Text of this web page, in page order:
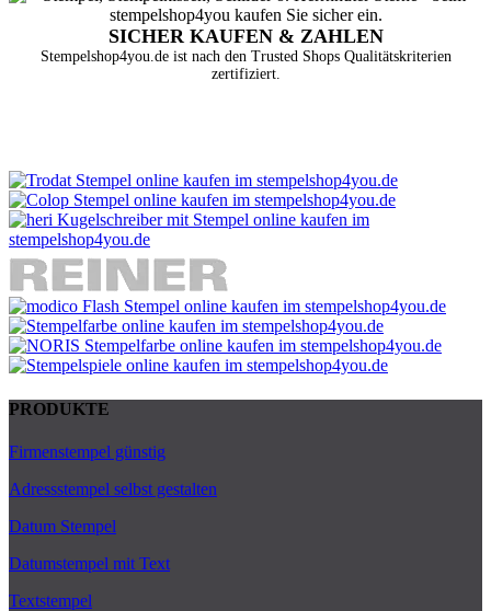
SICHER KAUFEN & ZAHLEN
Stempelshop4you.de ist nach den Trusted Shops Qualitätskriterien
zertifiziert.
PRODUKTE
Firmenstempel günstig
Adressstempel selbst gestalten
Datum Stempel
Datumstempel mit Text
Textstempel